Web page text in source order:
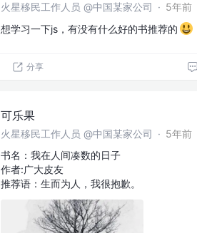
火星移民工作人员 @中国某家公司 · 5年前
想学习一下js，有没有什么好的书推荐的
分享
可乐果
火星移民工作人员 @中国某家公司 · 5年前
书名：我在人间凑数的日子
作者:广大皮友
推荐语：生而为人，我很抱歉。